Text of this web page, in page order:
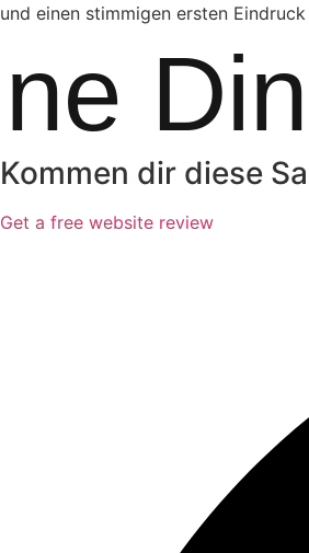
und einen stimmigen ersten
Kommen dir diese
Get a free website review